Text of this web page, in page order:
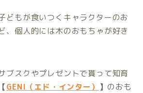
どもが食いつくキャラクターのお
、個人的には木のおもちゃが好き
ブスクやプレゼントで貰って知育
【GENI（エド・インター） 】 のおも